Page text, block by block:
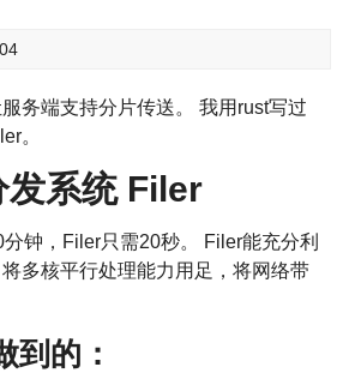
务端支持分片传送。 我用rust写过
。
发系统 Filer
钟，Filer只需20秒。 Filer能充分利
多核平行处理能力用足，将网络带
到的：